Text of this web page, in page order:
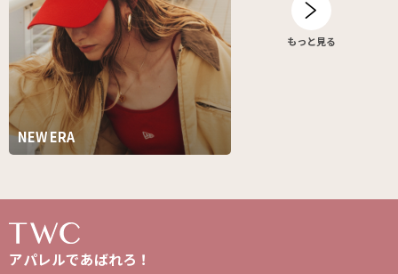
NEW ERA
もっと見る
アパレルであばれろ！